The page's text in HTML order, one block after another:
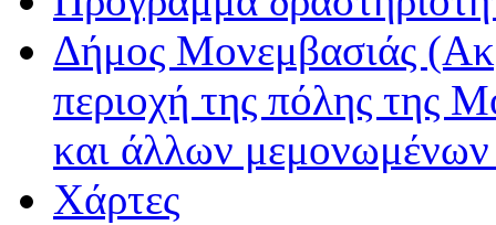
Δήμος Μονεμβασιάς
περιοχή της πόλης της
και άλλων
Χάρτες